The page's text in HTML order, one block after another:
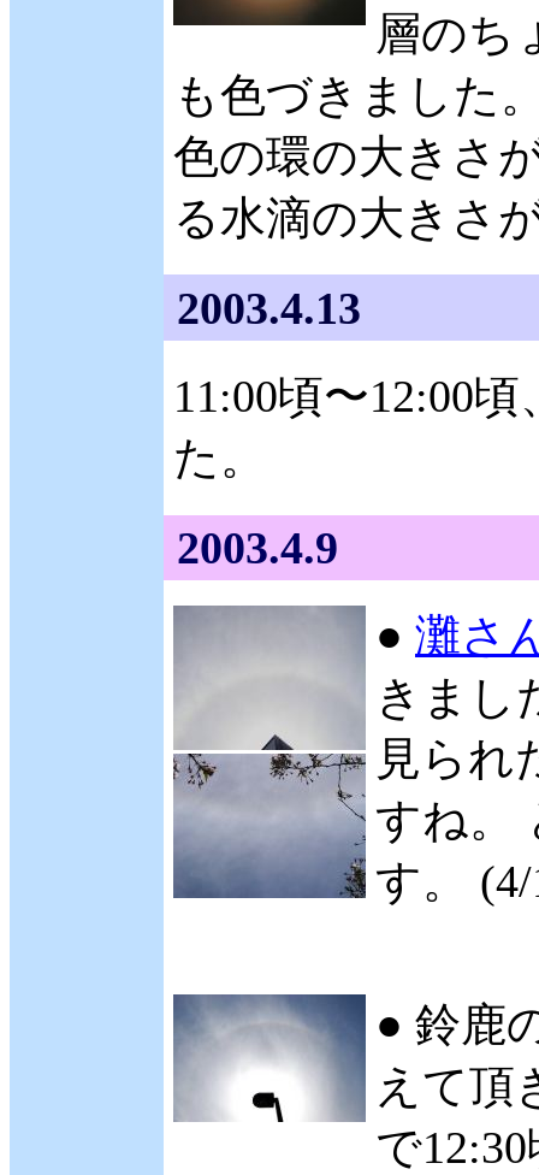
層のち
も色づきました
色の環の大きさ
る水滴の大きさ
2003.4.13
11:00頃〜12:00
た。
2003.4.9
● 灘さ
きまし
見られ
すね。
す。
● 鈴鹿
えて頂
で